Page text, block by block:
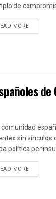
de
MOREDETAILS
de
comunidad
sin vínculos
política
MOREDETAILS